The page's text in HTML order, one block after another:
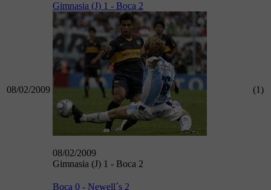
08/02/2009
Gimnasia (J) 1 - Boca 2
08/02/2009
Gimnasia (J) 1 - Boca 2
(1)
Boca 0 - Newell´s 2